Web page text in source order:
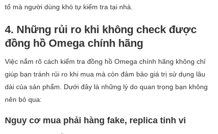
tố mà người dùng khó tự kiểm tra tại nhà.
4. Những rủi ro khi không check được
đồng hồ Omega chính hãng
Việc nắm rõ cách kiểm tra đồng hồ Omega chính hãng không chỉ
giúp bạn tránh rủi ro khi mua mà còn đảm bảo giá trị sử dụng lâu
dài của sản phẩm. Dưới đây là những lý do quan trọng bạn không
nên bỏ qua:
Nguy cơ mua phải hàng fake, replica tinh vi